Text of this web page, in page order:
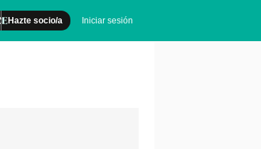
Hazte socio/a Iniciar sesión